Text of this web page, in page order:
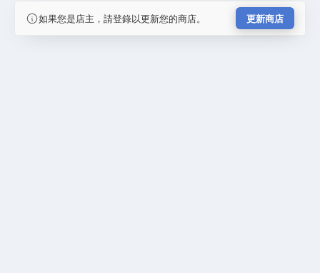
如果您是店主，請登錄以更新您的商店。 更新商店